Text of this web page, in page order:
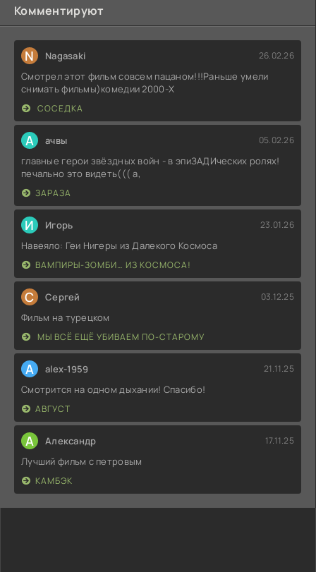
Комментируют
N Nagasaki 26.02.26
Смотрел этот фильм совсем пацаном!!!Раньше умели
снимать фильмы)комедии 2000-X
СОСЕДКА
А ачвы 05.02.26
главные герои звёздных войн - в эпиЗАДИческих ролях!
печально это видеть((( а,
ЗАРАЗА
И Игорь 23.01.26
Навеяло: Геи Нигеры из Далекого Космоса
ВАМПИРЫ-ЗОМБИ… ИЗ КОСМОСА!
С Сергей 03.12.25
Фильм на турецком
МЫ ВСЁ ЕЩЁ УБИВАЕМ ПО-СТАРОМУ
A alex-1959 21.11.25
Смотрится на одном дыхании! Спасибо!
АВГУСТ
А Александр 17.11.25
Лучший фильм с петровым
КАМБЭК